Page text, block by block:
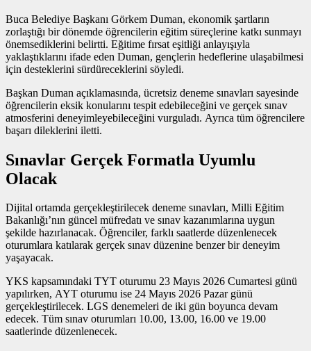
Buca Belediye Başkanı Görkem Duman, ekonomik şartların
zorlaştığı bir dönemde öğrencilerin eğitim süreçlerine katkı sunmayı
önemsediklerini belirtti. Eğitime fırsat eşitliği anlayışıyla
yaklaştıklarını ifade eden Duman, gençlerin hedeflerine ulaşabilmesi
için desteklerini sürdüreceklerini söyledi.
Başkan Duman açıklamasında, ücretsiz deneme sınavları sayesinde
öğrencilerin eksik konularını tespit edebileceğini ve gerçek sınav
atmosferini deneyimleyebileceğini vurguladı. Ayrıca tüm öğrencilere
başarı dileklerini iletti.
Sınavlar Gerçek Formatla Uyumlu
Olacak
Dijital ortamda gerçekleştirilecek deneme sınavları, Milli Eğitim
Bakanlığı’nın güncel müfredatı ve sınav kazanımlarına uygun
şekilde hazırlanacak. Öğrenciler, farklı saatlerde düzenlenecek
oturumlara katılarak gerçek sınav düzenine benzer bir deneyim
yaşayacak.
YKS kapsamındaki TYT oturumu 23 Mayıs 2026 Cumartesi günü
yapılırken, AYT oturumu ise 24 Mayıs 2026 Pazar günü
gerçekleştirilecek. LGS denemeleri de iki gün boyunca devam
edecek. Tüm sınav oturumları 10.00, 13.00, 16.00 ve 19.00
saatlerinde düzenlenecek.